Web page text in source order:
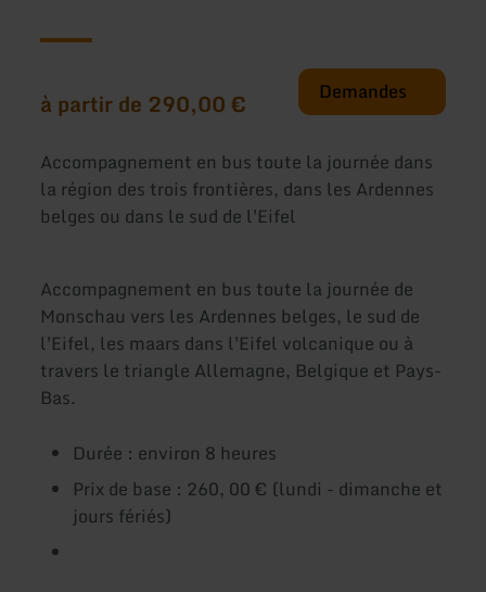
à partir de 290,00 € Demandes
Accompagnement en bus toute la journée dans
la région des trois frontières, dans les Ardennes
belges ou dans le sud de l'Eifel
Accompagnement en bus toute la journée de
Monschau vers les Ardennes belges, le sud de
l'Eifel, les maars dans l'Eifel volcanique ou à
travers le triangle Allemagne, Belgique et Pays-
Bas.
Durée : environ 8 heures
Prix de base : 260, 00 € (lundi - dimanche et
jours fériés)